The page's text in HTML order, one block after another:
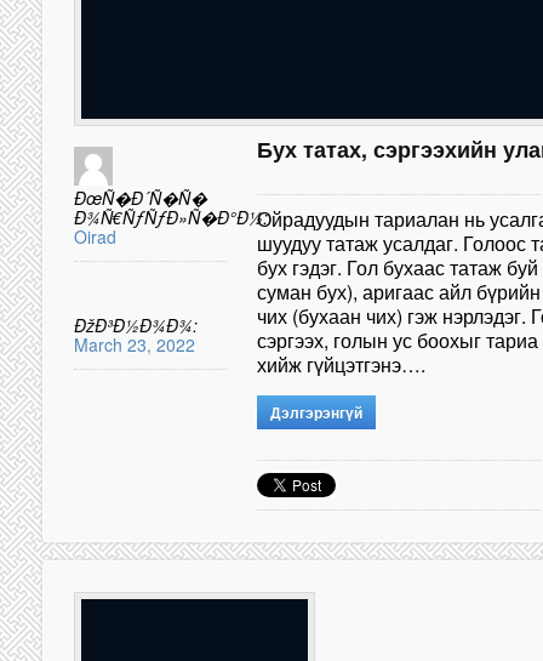
ÐœÑ�Ð´Ñ�Ñ�
Ð¾Ñ€ÑƒÑƒÐ»Ñ�Ð°Ð½:
Oirad
ÐžÐ³Ð½Ð¾Ð¾:
March 23, 2022
Бух татах, сэргээхийн
Ойрадуудын тариалан нь
шуудуу татаж усалдаг. Голоос
бух гэдэг. Гол бухаас татаж
суман бух), аригаас айл
чих (бухаан чих) гэж нэрлэдэг.
сэргээх, голын ус боохыг
хийж гүйцэтгэнэ….
Дэлгэрэнгүй